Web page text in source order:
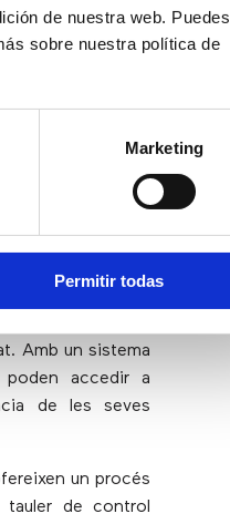
de nuestra web. Puedes
sobre nuestra política de
Marketing
Permitir todas
generarà una alta
call center es
de l’àrdua
generalment
Relationship
amb les eines
Amb un sistema
poden accedir a
de les seves
un procés
de control